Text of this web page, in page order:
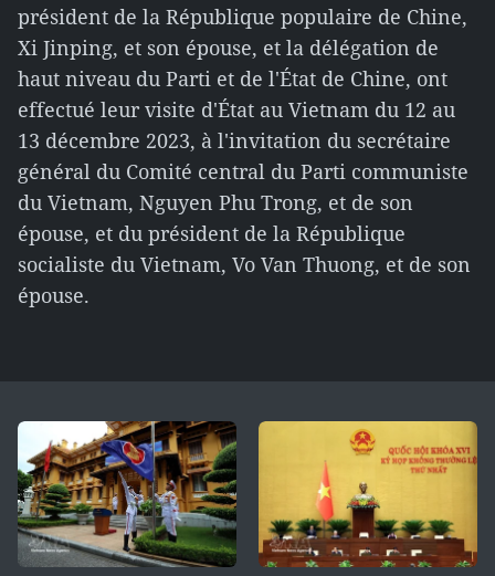
président de la République populaire de Chine,
Xi Jinping, et son épouse, et la délégation de
haut niveau du Parti et de l'État de Chine, ont
effectué leur visite d'État au Vietnam du 12 au
13 décembre 2023, à l'invitation du secrétaire
général du Comité central du Parti communiste
du Vietnam, Nguyen Phu Trong, et de son
épouse, et du président de la République
socialiste du Vietnam, Vo Van Thuong, et de son
épouse.